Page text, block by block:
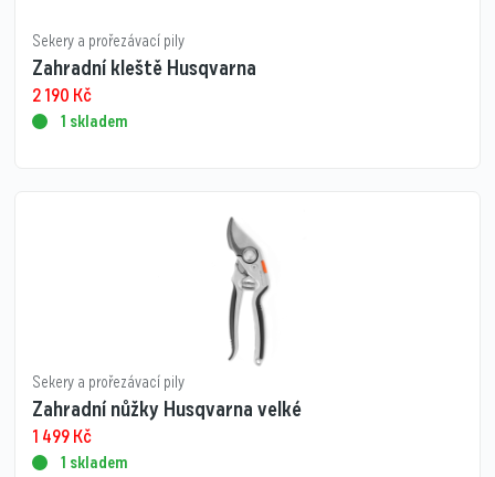
Sekery a prořezávací pily
Zahradní kleště Husqvarna
2 190 Kč
1 skladem
Sekery a prořezávací pily
Zahradní nůžky Husqvarna velké
1 499Kč
1 skladem